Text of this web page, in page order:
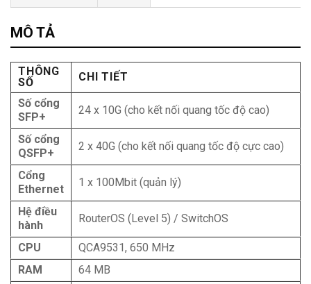
Tư vấn & bán hàng qua Facebook
MÔ TẢ
THÔNG
SỐ
CHI TIẾT
Số cổng
SFP+
24 x 10G (cho kết nối quang tốc độ cao)
Số cổng
QSFP+
2 x 40G (cho kết nối quang tốc độ cực cao)
Cổng
Ethernet
1 x 100Mbit (quản lý)
Hệ điều
hành
RouterOS (Level 5) / SwitchOS
CPU
QCA9531, 650 MHz
RAM
64 MB